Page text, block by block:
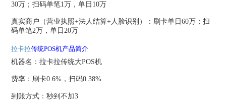
30万；扫码单笔1万，单日10万
真实商户（营业执照+法人结算+人脸识别）：刷卡单日60万；扫
码单笔2万，单日20万
拉卡拉传统POS机产品简介
机器名：拉卡拉传统大POS机
费率：刷卡0.6%，扫码0.38%
到账方式：秒到不加3